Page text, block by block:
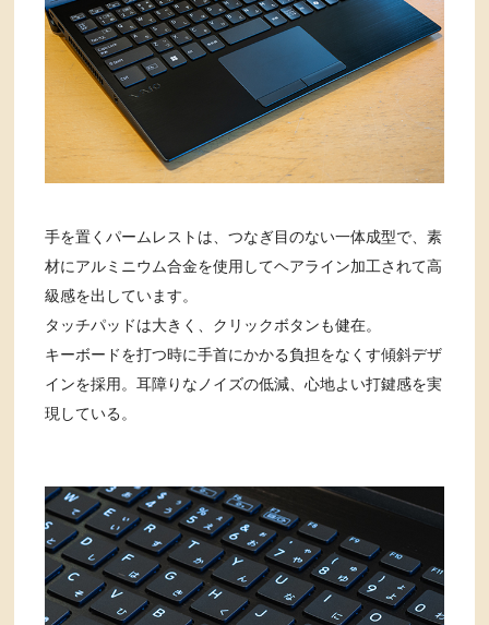
手を置くパームレストは、つなぎ目のない一体成型で、素
材にアルミニウム合金を使用してヘアライン加工されて高
級感を出しています。
タッチパッドは大きく、クリックボタンも健在。
キーボードを打つ時に手首にかかる負担をなくす傾斜デザ
インを採用。耳障りなノイズの低減、心地よい打鍵感を実
現している。